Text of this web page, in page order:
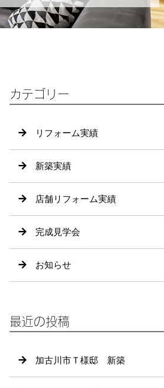
カテゴリー
リフォーム実績
新築実績
店舗リフォーム実績
完成見学会
お知らせ
最近の投稿
加古川市Ｔ様邸 新築